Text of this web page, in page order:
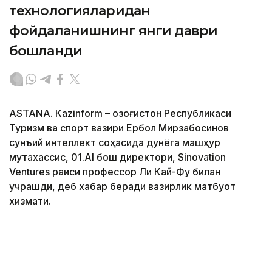
технологияларидан
фойдаланишнинг янги даври
бошланди
ASTANА. Кazinform – Қозоғистон Республикаси
Туризм ва спорт вазири Ербол Мирзабосинов
сунъий интеллект соҳасида дунёга машҳур
мутахассис, 01.AI бош директори, Sinovation
Ventures раиси профессор Ли Кай-Фу билан
учрашди, деб хабар беради вазирлик матбуот
хизмати.